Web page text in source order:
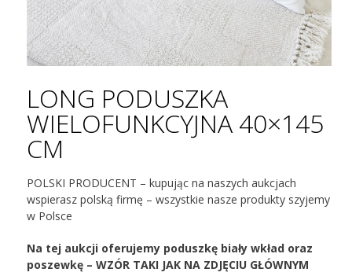
LONG PODUSZKA
WIELOFUNKCYJNA 40×145
CM
POLSKI PRODUCENT – kupując na naszych aukcjach
wspierasz polską firmę – wszystkie nasze produkty szyjemy
w Polsce
Na tej aukcji oferujemy poduszkę biały wkład oraz
poszewkę – WZÓR TAKI JAK NA ZDJĘCIU GŁÓWNYM